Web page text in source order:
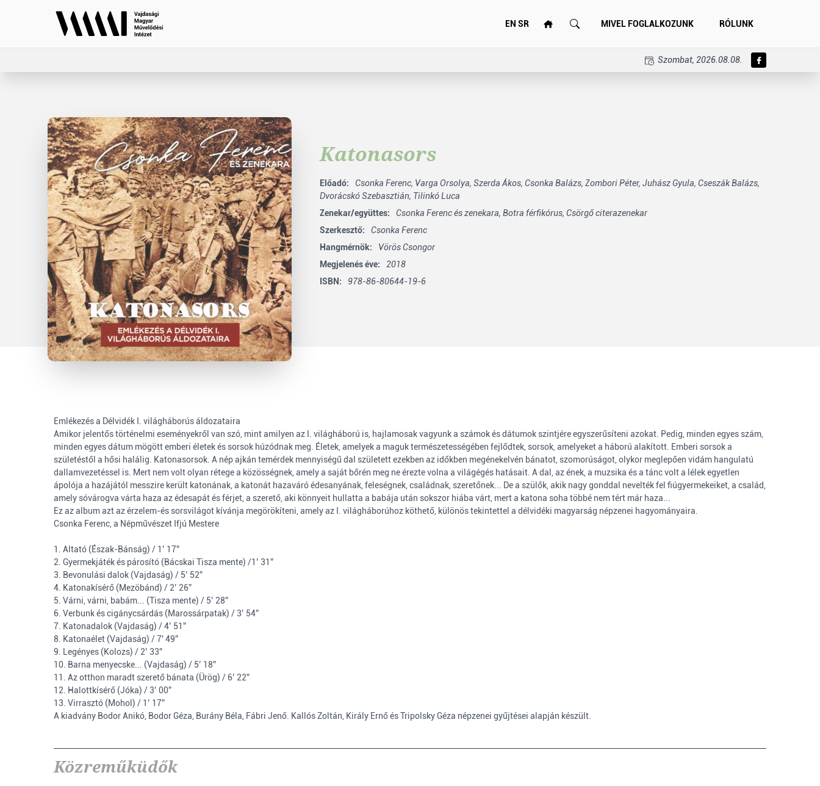
EN SR MIVEL FOGLALKOZUNK RÓLUNK
Szombat, 2026.08.08.
Katonasors
Előadó: Csonka Ferenc, Varga Orsolya, Szerda Ákos, Csonka Balázs, Zombori Péter, Juhász Gyula, Cseszák Balázs,
Dvorácskó Szebasztián, Tilinkó Luca
Zenekar/együttes:
Csonka Ferenc és zenekara, Botra férfikórus, Csörgő citerazenekar
Szerkesztő:
Csonka Ferenc
Hangmérnök:
Vörös Csongor
Megjelenés éve:
2018
ISBN:
978-86-80644-19-6
Emlékezés a Délvidék I. világháborús áldozataira
Amikor jelentős történelmi eseményekről van szó, mint amilyen az I. világháború is, hajlamosak vagyunk a számok és dátumok szintjére egyszerűsíteni azokat. Pedig, minden egyes szám,
minden egyes dátum mögött emberi életek és sorsok húzódnak meg. Életek, amelyek a maguk természetességében fejlődtek, sorsok, amelyeket a háború alakított. Emberi sorsok a
születéstől a hősi halálig. Katonasorsok. A nép ajkán temérdek mennyiségű dal született ezekben az időkben megénekelvén bánatot, szomorúságot, olykor meglepően vidám hangulatú
dallamvezetéssel is. Mert nem volt olyan rétege a közösségnek, amely a saját bőrén meg ne érezte volna a világégés hatásait. A dal, az ének, a muzsika és a tánc volt a lélek egyetlen
ápolója a hazájától messzire került katonának, a katonát hazaváró édesanyának, feleségnek, családnak, szeretőnek... De a szülők, akik nagy gonddal nevelték fel fiúgyermekeiket, a család,
amely sóvárogva várta haza az édesapát és férjet, a szerető, aki könnyeit hullatta a babája után sokszor hiába várt, mert a katona soha többé nem tért már haza...
Ez az album azt az érzelem-és sorsvilágot kívánja megörökíteni, amely az I. világháborúhoz köthető, különös tekintettel a délvidéki magyarság népzenei hagyományaira.
Csonka Ferenc, a Népművészet Ifjú Mestere
1. Altató (Észak-Bánság) / 1’ 17”
2. Gyermekjáték és párosító (Bácskai Tisza mente) /1’ 31”
3. Bevonulási dalok (Vajdaság) / 5’ 52”
4. Katonakísérő (Mezöbánd) / 2’ 26”
5. Várni, várni, babám... (Tisza mente) / 5’ 28”
6. Verbunk és cigánycsárdás (Marossárpatak) / 3’ 54”
7. Katonadalok (Vajdaság) / 4’ 51”
8. Katonaélet (Vajdaság) / 7' 49”
9. Legényes (Kolozs) / 2’ 33”
10. Barna menyecske... (Vajdaság) / 5’ 18”
11. Az otthon maradt szerető bánata (Ürög) / 6’ 22”
12. Halottkísérő (Jóka) / 3’ 00”
13. Virrasztó (Mohol) / 1’ 17”
A kiadvány Bodor Anikó, Bodor Géza, Burány Béla, Fábri Jenő. Kallós Zoltán, Király Ernő és Tripolsky Géza népzenei gyűjtései alapján készült.
Közreműküdők